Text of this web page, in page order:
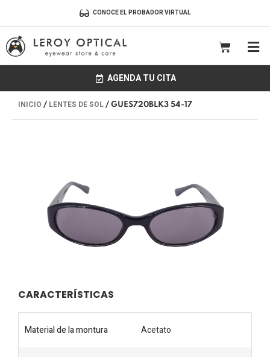
contenido
CONOCE EL PROBADOR VIRTUAL
CART
AGENDA TU CITA
INICIO / LENTES DE SOL / GUES720BLK3 54-17
CARACTERÍSTICAS
Material de la montura Acetato